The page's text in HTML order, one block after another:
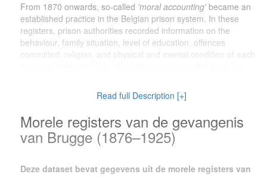
From 1870 onwards, so-called 'moral accounting'became an
established practice in the Belgian prison system. In these
registers, prison authorities recorded information on the
behaviour, family situation, level of education, offences
committed, religion, and physical and mental condition of each
The dataset offers valuable information for a wide range of
research purposes. For
genealogical research
members can learn more about ancestors who served a prison
sentence. Forlocal history, the dataset provides a unique
insight into the social reality of Bruges and its surroundings at
and punishmentwill find rich sources for the study of criminal
Read full Description [+]
Morele registers van de gevangenis
van Brugge (1876–1925)
Deze dataset bevat gegevens uit de morele registers van